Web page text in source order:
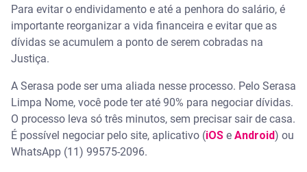
Para evitar o endividamento e até a penhora do salário, é
importante reorganizar a vida financeira e evitar que as
dívidas se acumulem a ponto de serem cobradas na
Justiça.
A Serasa pode ser uma aliada nesse processo. Pelo Serasa
Limpa Nome, você pode ter até 90% para negociar dívidas.
O processo leva só três minutos, sem precisar sair de casa.
É possível negociar pelo site, aplicativo (iOS e Android) ou
WhatsApp (11) 99575-2096.